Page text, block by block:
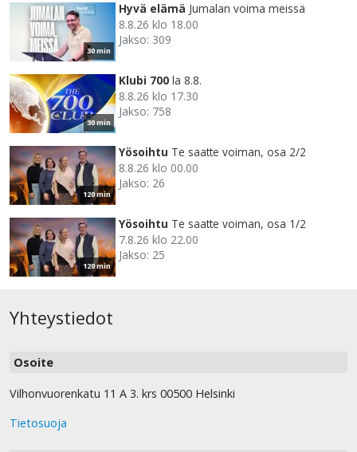
30 min
Hyvä elämä Jumalan voima meissä
8.8.26 klo 18.00
Jakso: 309
30 min
Klubi 700 la 8.8.
8.8.26 klo 17.30
Jakso: 758
120 min
Yösoihtu Te saatte voiman, osa 2/2
8.8.26 klo 00.00
Jakso: 26
120 min
Yösoihtu Te saatte voiman, osa 1/2
7.8.26 klo 22.00
Jakso: 25
Yhteystiedot
Osoite
Vilhonvuorenkatu 11 A 3. krs 00500 Helsinki
Tietosuoja